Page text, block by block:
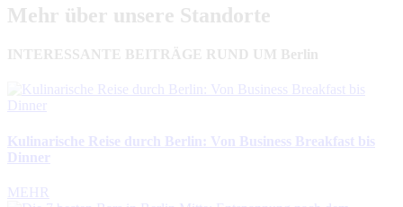
Mehr über unsere Standorte
INTERESSANTE BEITRÄGE RUND UM Berlin
Kulinarische Reise durch Berlin: Von Business Breakfast bis
Dinner
MEHR